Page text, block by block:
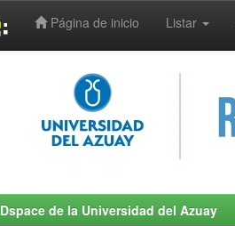
Página de inicio Listar
Dspace de la Universidad del Azuay